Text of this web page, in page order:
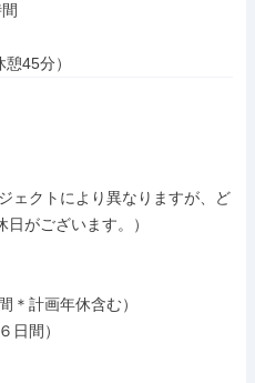
45分）
ェクトにより異なりますが、ど
がございます。）
＊計画年休含む）
日間）